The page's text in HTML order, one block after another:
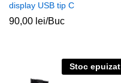
display USB tip C
90,00 lei/Buc
Stoc epuizat